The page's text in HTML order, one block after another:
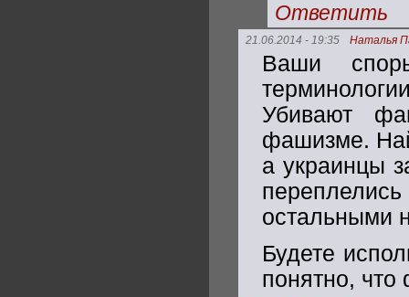
Ответить
21.06.2014 - 19:35 Наталья
Ваши
Убивают
фашизме.
а украинцы
остальными
Будете
понятно,